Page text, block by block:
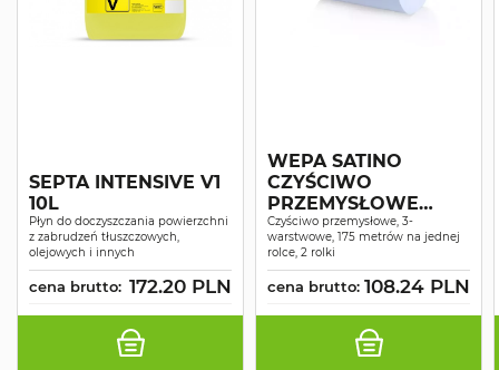
SEPTA INTENSIVE V1
10L
Płyn do doczyszczania powierzchni
z zabrudzeń tłuszczowych,
olejowych i innych
cena brutto: 172.20 PLN
WEPA SATINO
CZYŚCIWO
PRZEMYSŁOWE
COMFORT
NIEBIESKIE
RECYKLING 3W 175M
A2
Czyściwo przemysłowe, 3-
warstwowe, 175 metrów na jednej
rolce, 2 rolki
cena brutto: 108.24 PLN